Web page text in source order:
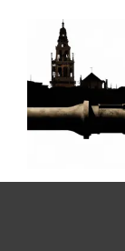
contenido